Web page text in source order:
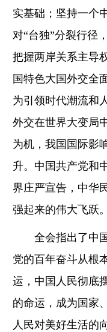
实基础；坚持一个
对“台独”分裂行径
把握两岸关系主导
国特色大国外交全
为引领时代潮流和
外交在世界大变局
为机，我国国际影
升。中国共产党和
界庄严宣告，中华
强起来的伟大飞跃。
全会指出了中
党的百年奋斗从根
运，中国人民彻底
的命运，成为国家
人民对美好生活的